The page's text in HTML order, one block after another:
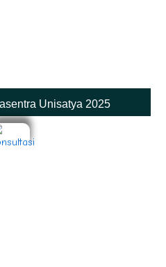
Unisatya 2025